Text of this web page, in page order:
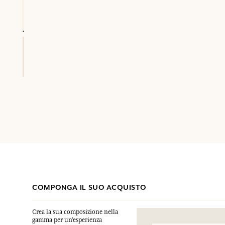
COMPONGA IL SUO ACQUISTO
Crea la sua composizione nella
gamma per un’esperienza